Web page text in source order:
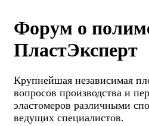
Форум о
ПластЭксперт
Крупнейшая независимая
вопросов производства и
эластомеров различными
ведущих специалистов.